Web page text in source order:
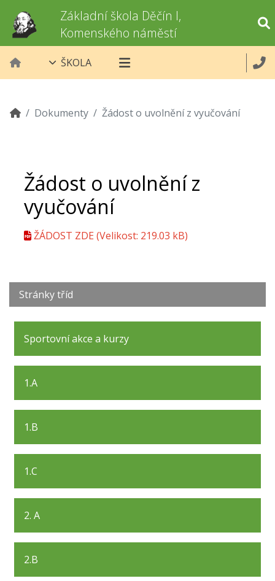
Základní škola Děčín I,
Komenského náměstí
ŠKOLA
Dokumenty Žádost o uvolnění z vyučování
Žádost o uvolnění z
vyučování
ŽÁDOST ZDE (Velikost: 219.03 kB)
Stránky tříd
Sportovní akce a kurzy
1.A
1.B
1.C
2. A
2.B